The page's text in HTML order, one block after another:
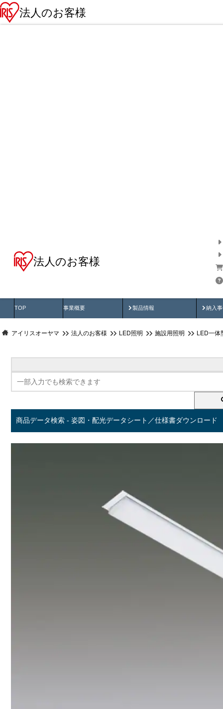
法人のお客様
法人のお客様
TOP 事業概要 製品情報
製品動画 納入
納
アイリスオーヤマ 法人のお客様 LED照明 施設用照明 LED一体
商品データ検索 - 姿図・配光データシート／仕様書ダウンロード